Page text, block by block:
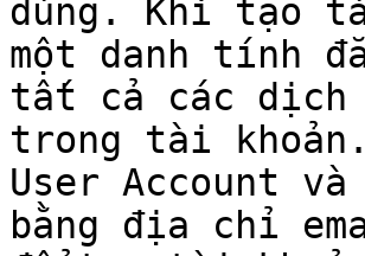
dùng. Khi tạo
một danh tính
tất cả các dịch
trong tài
User Account
bằng địa chỉ